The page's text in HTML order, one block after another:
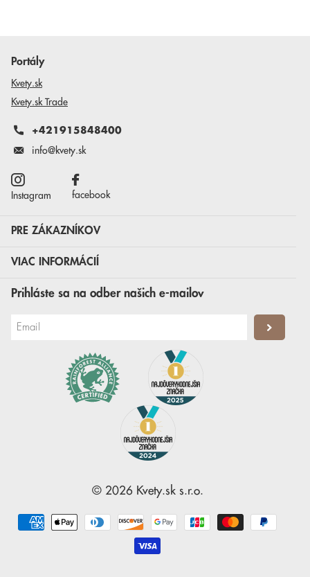
Portály
Kvety.sk
Kvety.sk Trade
+421915848400
info@kvety.sk
Instagram facebook
PRE ZÁKAZNÍKOV
VIAC INFORMÁCIÍ
Prihláste sa na odber našich e-mailov
© 2026 Kvety.sks.r.o.